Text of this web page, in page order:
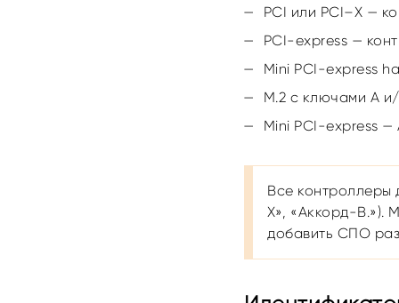
PCI или PCI–X —
PCI-express —
Mini PCI-express
M.2 с ключами A
Mini PCI-express —
Все контроллеры
X», «Аккорд-В.»).
добавить СПО